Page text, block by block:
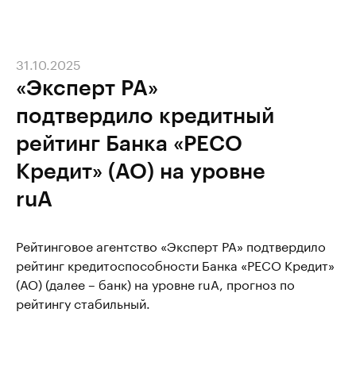
«Эксперт РА»
подтвердило кредитный
рейтинг Банка «РЕСО
Кредит» (АО) на уровне
ruA
31.10.2025
Рейтинговое агентство «Эксперт РА» подтвердило
рейтинг кредитоспособности Банка «РЕСО Кредит»
(АО) (далее – банк) на уровне ruA, прогноз по
рейтингу стабильный.